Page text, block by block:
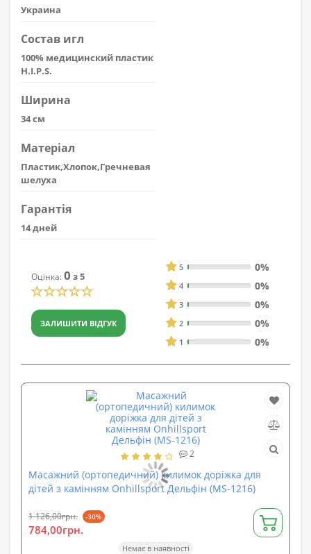
Украина
Состав игл
100% медицинский пластик
H.I.P.S.
Ширина
34 см
Матеріал
Пластик,Хлопок,Гречневая
шелуха
Гарантія
14 дней
Оцінка:0 з 5
ЗАЛИШИТИ ВІДГУК
5 0%
4 0%
3 0%
2 0%
1 0%
2
Масажний (ортопедичний) килимок доріжка для
дітей з камінням Onhillsport Дельфін (MS-1216)
1 126,00грн. -30%
784,00грн.
Немає в наявності